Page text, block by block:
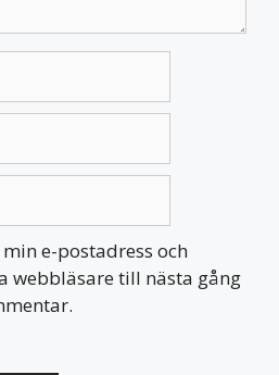
e-postadress och
webbläsare till nästa gång